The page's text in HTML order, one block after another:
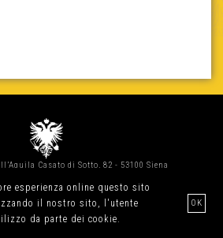
Casato di Sotto, 82 - 53100 Siena
policy -privacy policy
esperienza online questo sito
il nostro sito, l'utente
da parte dei cookie.
OK